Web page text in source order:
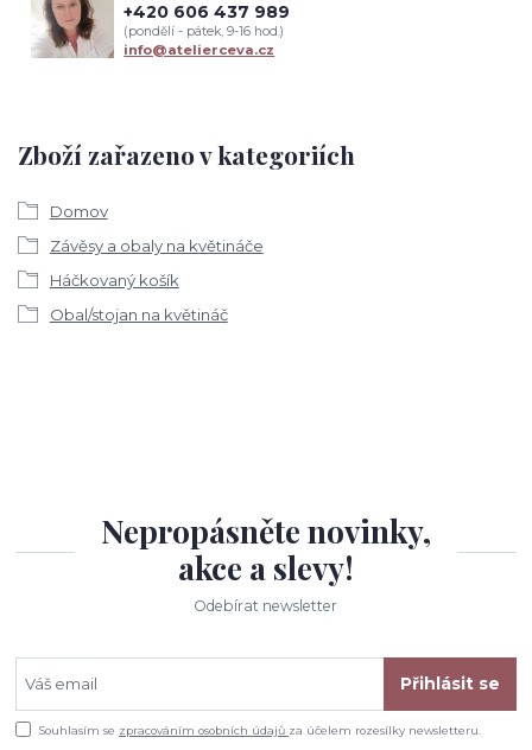
Zboží zařazeno v kategoriích
Domov
Závěsy a obaly na květináče
Háčkovaný košík
Obal/stojan na květináč
+420 606 437 989
(pondělí - pátek, 9-16 hod.)
info@atelierceva.cz
Nepropásněte novinky,
akce a slevy!
Odebírat newsletter
Přihlásit se
Souhlasím se zpracováním osobních údajů za účelem rozesílky newsletteru.